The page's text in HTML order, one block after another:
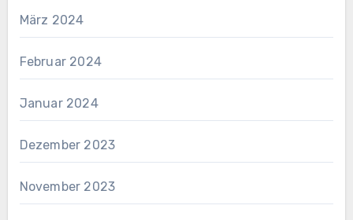
März 2024
Februar 2024
Januar 2024
Dezember 2023
November 2023